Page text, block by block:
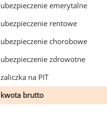
ubezpieczenie emerytalne
ubezpieczenie rentowe
ubezpieczenie chorobowe
ubezpieczenie zdrowotne
zaliczka na PIT
kwota brutto